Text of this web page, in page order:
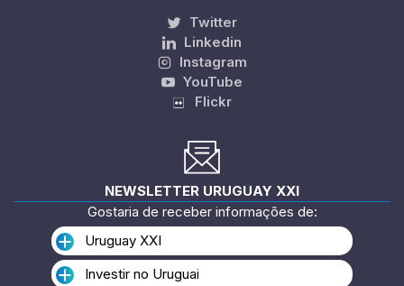
Twitter
Linkedin
Instagram
YouTube
Flickr
NEWSLETTER URUGUAY XXI
Gostaria de receber informações de:
Uruguay XXI
Investir no Uruguai